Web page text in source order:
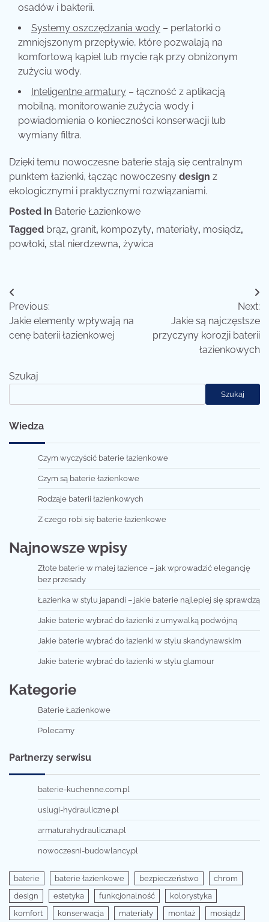
osadów i bakterii.
Systemy oszczędzania wody – perlatorki o
zmniejszonym przepływie, które pozwalają na
komfortową kąpiel lub mycie rąk przy obniżonym
zużyciu wody.
Inteligentne armatury – łączność z aplikacją
mobilną, monitorowanie zużycia wody i
powiadomienia o konieczności konserwacji lub
wymiany filtra.
Dzięki temu nowoczesne baterie stają się centralnym
punktem łazienki, łącząc nowoczesny design z
ekologicznymi i praktycznymi rozwiązaniami.
Posted in Baterie Łazienkowe
Tagged brąz, granit, kompozyty, materiały, mosiądz,
powłoki, stal nierdzewna, żywica
Nawigacja
wpisu
Previous:
Jakie elementy wpływają na
cenę baterii łazienkowej
Next:
Jakie są najczęstsze
przyczyny korozji baterii
łazienkowych
Szukaj
Szukaj
Wiedza
Czym wyczyścić baterie łazienkowe
Czym są baterie łazienkowe
Rodzaje baterii łazienkowych
Z czego robi się baterie łazienkowe
Najnowsze wpisy
Złote baterie w małej łazience – jak wprowadzić elegancję
bez przesady
Łazienka w stylu japandi – jakie baterie najlepiej się sprawdzą
Jakie baterie wybrać do łazienki z umywalką podwójną
Jakie baterie wybrać do łazienki w stylu skandynawskim
Jakie baterie wybrać do łazienki w stylu glamour
Kategorie
Baterie Łazienkowe
Polecamy
Partnerzy serwisu
baterie-kuchenne.com.pl
uslugi-hydrauliczne.pl
armaturahydrauliczna.pl
nowoczesni-budowlancy.pl
baterie baterie łazienkowe bezpieczeństwo
chrom
design
estetyka funkcjonalność
kolorystyka
komfort
konserwacja materiały montaż mosiądz